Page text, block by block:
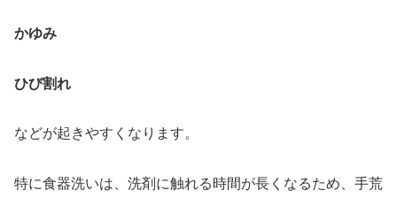
かゆみ
ひび割れ
などが起きやすくなります。
特に食器洗いは、洗剤に触れる時間が長くなるため、手荒